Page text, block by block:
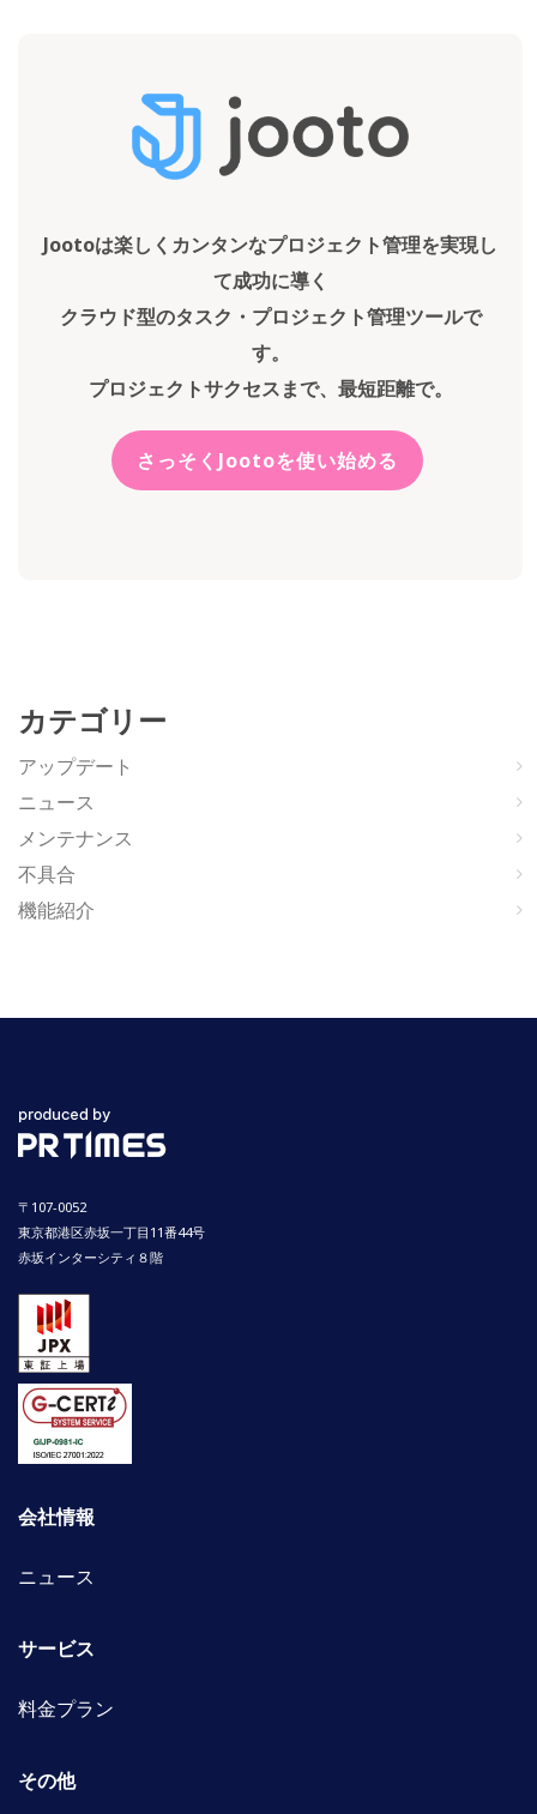
Jootoは楽しくカンタンなプロジェクト管理を実現し
て成功に導く
クラウド型のタスク・プロジェクト管理ツールで
す。
プロジェクトサクセスまで、最短距離で。
さっそくJootoを使い始める
カテゴリー
アップデート
ニュース
メンテナンス
不具合
機能紹介
〒107-0052
東京都港区赤坂一丁目11番44号
赤坂インターシティ８階
会社情報
ニュース
サービス
料金プラン
その他